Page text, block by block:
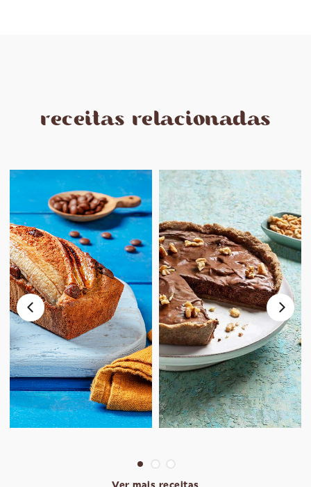
receitas relacionadas